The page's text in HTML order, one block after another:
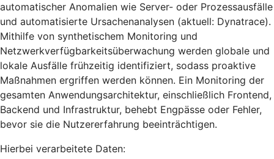
automatischer Anomalien wie Server- oder Prozessausfälle
und automatisierte Ursachenanalysen (aktuell: Dynatrace).
Mithilfe von synthetischem Monitoring und
Netzwerkverfügbarkeitsüberwachung werden globale und
lokale Ausfälle frühzeitig identifiziert, sodass proaktive
Maßnahmen ergriffen werden können. Ein Monitoring der
gesamten Anwendungsarchitektur, einschließlich Frontend,
Backend und Infrastruktur, behebt Engpässe oder Fehler,
bevor sie die Nutzererfahrung beeinträchtigen.
Hierbei verarbeitete Daten: